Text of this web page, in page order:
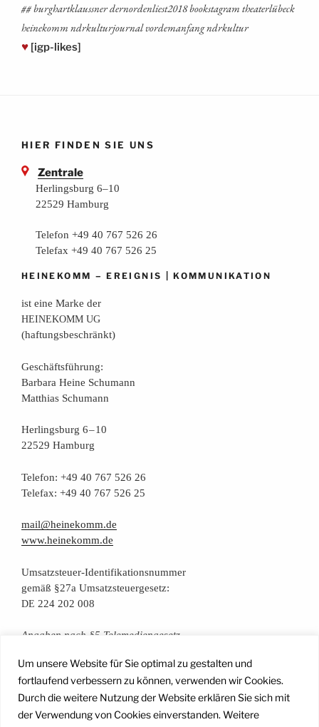
Um unsere Website für Sie optimal zu gestalten und
fortlaufend verbessern zu können, verwenden wir Cookies.
Durch die weitere Nutzung der Website erklären Sie sich mit
der Verwendung von Cookies einverstanden. Weitere
## burg­hart­kl­auss­ner dernordenliest2018 booksta­gram thea­ter­l­ü­beck
hei­ne­komm ndrkul­tur­jour­nal vor­dem­an­fang ndrkultur
♥ [igp-likes]
HIER FINDEN SIE UNS
Zentrale
Herlingsburg 6–10
22529 Hamburg
Telefon +49 40 767 526 26
Telefax +49 40 767 526 25
HEINEKOMM –EREIGNIS |KOMMUNIKATION
ist eine Mar­ke der
HEINEKOMM UG
(haf­tungs­be­schränkt)
Geschäfts­füh­rung:
Bar­ba­ra Hei­ne Schumann
Mat­thi­as Schumann
Her­lings­burg 6 – 10
22529 Hamburg
Tele­fon: +49 40 767 526 26
Tele­fax: +49 40 767 526 25
mail@heinekomm.de
www.heinekomm.de
Umsatz­steu­er-Iden­ti­fi­ka­ti­ons­num­mer
gemäß §27a Umsatzsteuergesetz:
DE 224 202 008
Anga­ben nach §5 Telemediengesetz
Daten­schutz­er­klä­rung